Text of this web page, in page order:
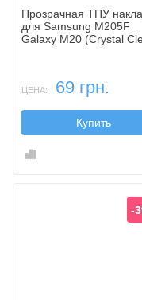
Прозрачная ТПУ
для Samsung M205F
Galaxy M20 (Crystal
ЦЕНА: 69 грн.
Купить
-